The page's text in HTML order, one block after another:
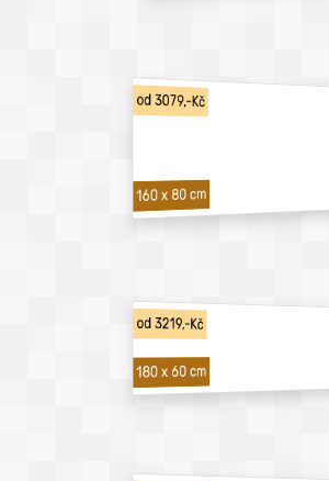
od 3079,-Kč
160 x 80 cm
od 3219,-Kč
180 x 60 cm